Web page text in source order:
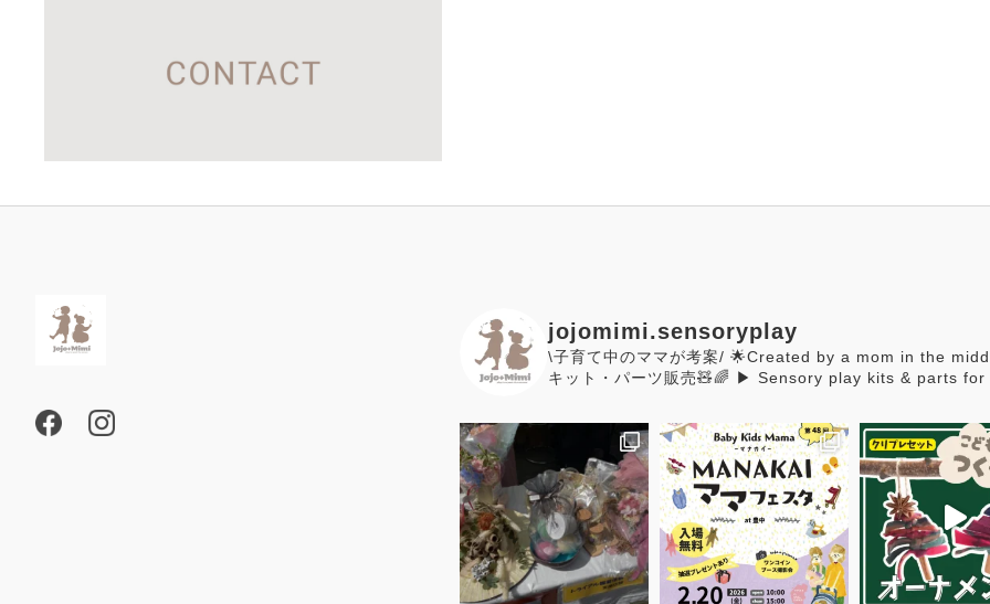
jojomimi.sensoryplay
\子育て中のママが考案/ 🌟Created by a mom in the
キット・パーツ販売🧸🌈 ▶︎ Sensory play kits & parts for